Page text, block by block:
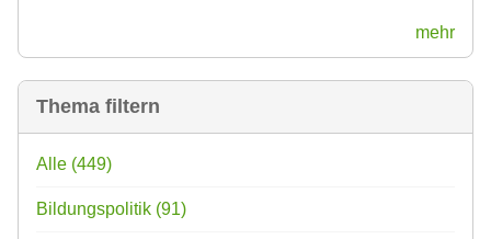
mehr
Thema filtern
Alle (449)
Bildungspolitik (91)